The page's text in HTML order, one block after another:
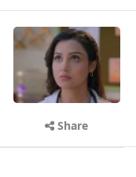
Share